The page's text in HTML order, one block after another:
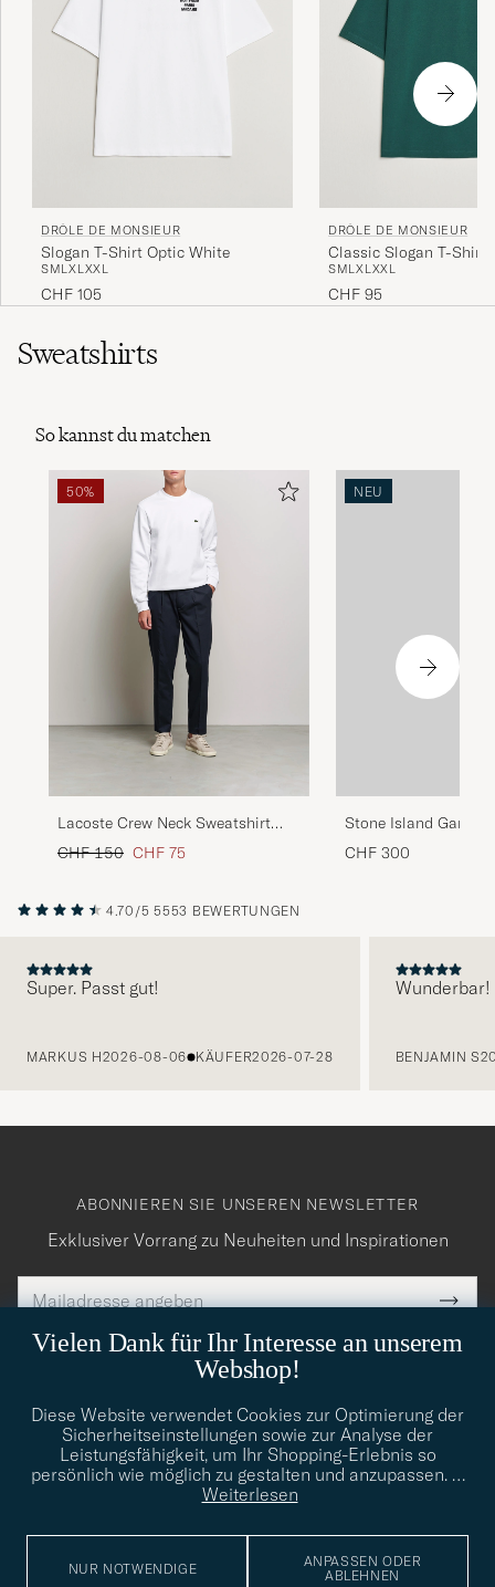
DRÔLE DE MONSIEUR
Slogan T-Shirt Optic White
SMLXLXXL
CHF 105
DRÔLE DE MONSIEUR
Classic Slogan T-Shirt
SMLXLXXL
CHF 95
Sweatshirts
So kannst du matchen
50%
Lacoste Crew Neck Sweatshirt
White
Regulärer Preis
CHF 150 Reduzierter Preis
CHF 75
NEU
Stone Island
Sweatshirt Grey
CHF 300
4.70/5 5553 BEWERTUNGEN
Super. Passt gut!
MARKUS H2026-08-06 KÄUFER2026-07-28
Wunderbar!
BENJAMIN S
Vielen Dank für Ihr Interesse an unserem
Webshop!
Diese Website verwendet Cookies zur Optimierung der
Sicherheitseinstellungen sowie zur Analyse der
Leistungsfähigkeit, um Ihr Shopping-Erlebnis so
persönlich wie möglich zu gestalten und anzupassen. …
Weiterlesen
NUR NOTWENDIGE
ANPASSEN ODER
ABLEHNEN
ABONNIEREN SIE UNSEREN NEWSLETTER
Exklusiver Vorrang zu Neuheiten und Inspirationen
Mail
Form
Tack
för
anmälde
till
nyhetsbrev!
LESEN SIE DAZU AUCH UNSERE
DATENSCHUTZVERORDNUNG
CARE OF CARL